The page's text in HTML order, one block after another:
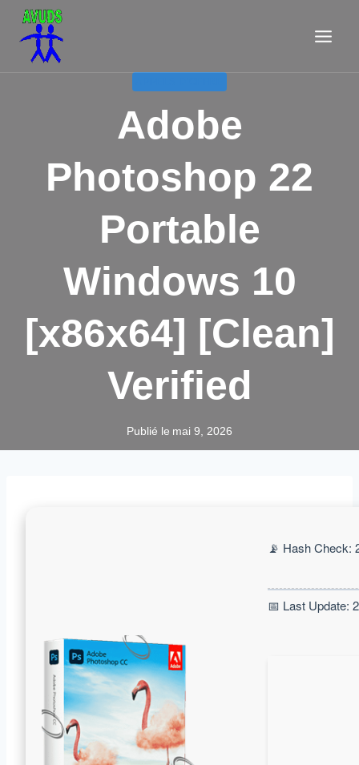
Aller
contenu
Adobe
Photoshop 22
Portable
Windows 10
[x86x64] [Clean]
Verified
Publié le mai 9, 2026
📡 Hash Check:
📅 Last Update: